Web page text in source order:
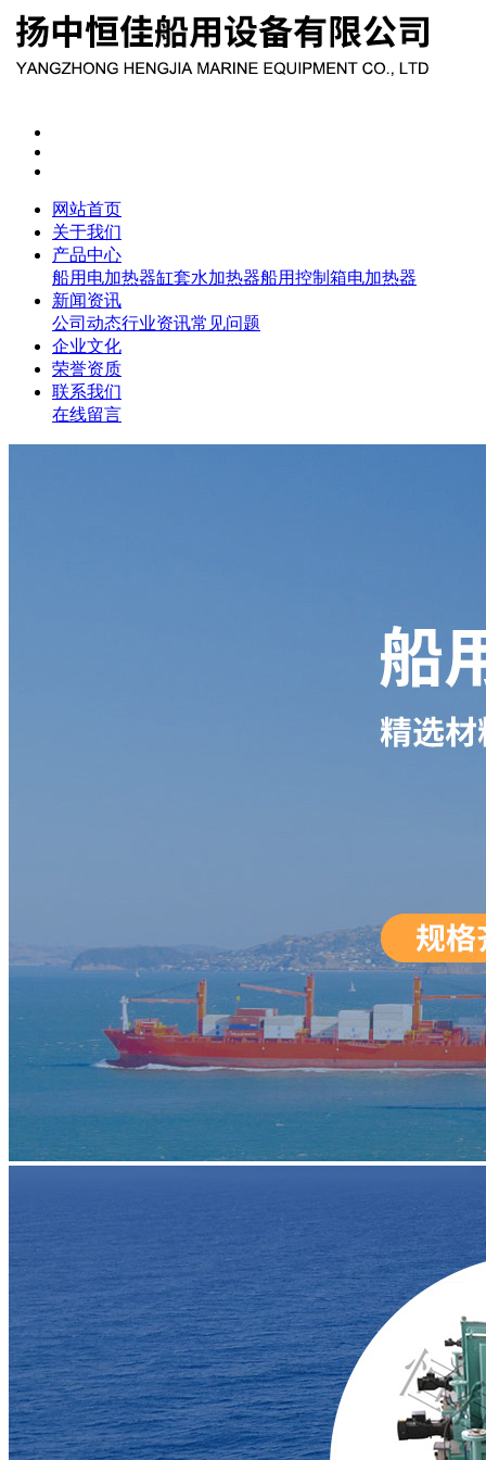
网站首页
关于我们
产品中心
船用电加热器缸套水加热器船用控制箱电加热器
新闻资讯
公司动态行业资讯常见问题
企业文化
荣誉资质
联系我们
在线留言